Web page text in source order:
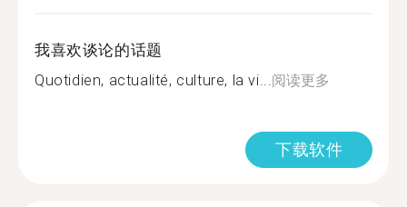
我喜欢谈论的话题
Quotidien, actualité, culture, la vi...阅读更多
下载软件